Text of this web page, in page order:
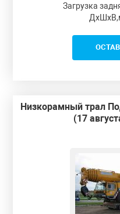
Загрузка
Низкорамный трал
(17